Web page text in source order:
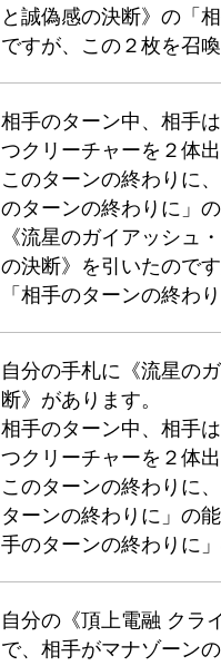
と誠偽感の決断》の「
ですが、この２枚を召
相手のターン中、相手
つクリーチャーを２体出
このターンの終わりに
のターンの終わりに」
《流星のガイアッシュ
の決断》を引いたので
「相手のターンの終わ
自分の手札に《流星の
断》があります。
相手のターン中、相手
つクリーチャーを２体出
このターンの終わりに
ターンの終わりに」の
手のターンの終わりに
自分の《頂上電融 クラ
で、相手がマナゾーン